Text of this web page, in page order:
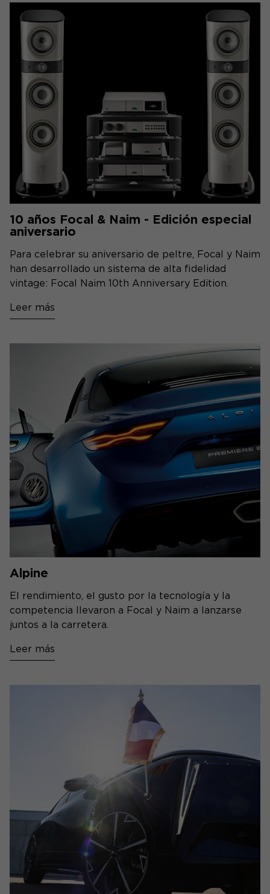
10 años Focal & Naim - Edición especial
aniversario
Para celebrar su aniversario de peltre, Focal y Naim
han desarrollado un sistema de alta fidelidad
vintage: Focal Naim 10th Anniversary Edition.
Leer más
Alpine
El rendimiento, el gusto por la tecnología y la
competencia llevaron a Focal y Naim a lanzarse
juntos a la carretera.
Leer más